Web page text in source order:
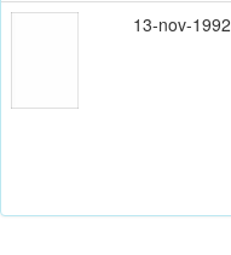
13-nov-1992